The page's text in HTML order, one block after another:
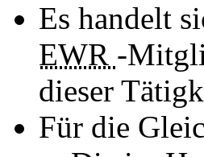
Es handelt
EWR -
dieser
Für die